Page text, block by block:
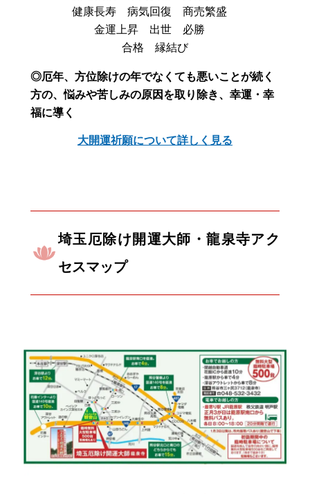
健康長寿 病気回復 商売繁盛
金運上昇 出世 必勝
合格 縁結び
◎厄年、方位除けの年でなくても悪いことが続く
方の、悩みや苦しみの原因を取り除き、幸運・幸
福に導く
大開運祈願について詳しく見る
埼玉厄除け開運大師・龍泉寺アク
セスマップ